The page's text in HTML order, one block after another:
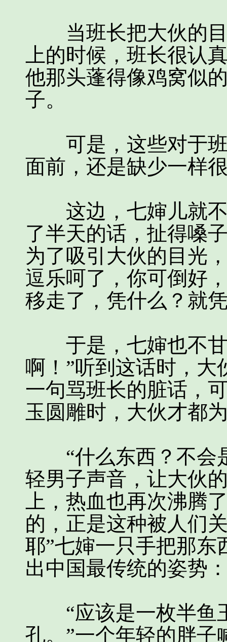
当班长把大伙的目
上的时候，班长很认
他那头蓬得像鸡窝似
子。
可是，这些对于班
面前，还是缺少一样
这边，七婶儿就不
了半天的话，扯得嗓
为了吸引大伙的目光
逗乐呵了，你可倒好
移走了，凭什么？就
于是，七婶也不甘
啊！”听到这话时，
一句骂班长的脏话，
玉圆雕时，大伙才都
“什么东西？不会
轻男子声音，让大伙
上，热血也再次沸腾
的，正是这种被人们
耶”七婶一只手把那
出中国最传统的姿势
“应该是一枚半鱼
孔。”一个年轻的胖